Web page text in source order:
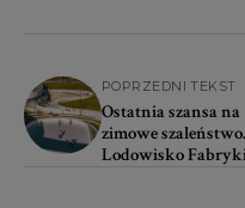
POPRZEDNI TEKST
Ostatnia szansa na
zimowe szaleństwo.
Lodowisko